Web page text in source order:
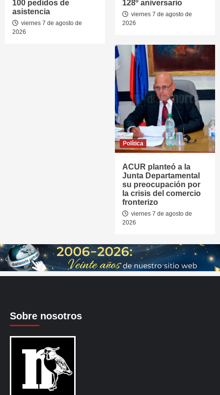
100 pedidos de
asistencia
viernes 7 de agosto de
2026
128º aniversario
viernes 7 de agosto de
2026
Política
ACUR planteó a la
Junta Departamental
su preocupación por
la crisis del comercio
fronterizo
viernes 7 de agosto de
2026
Sobre nosotros